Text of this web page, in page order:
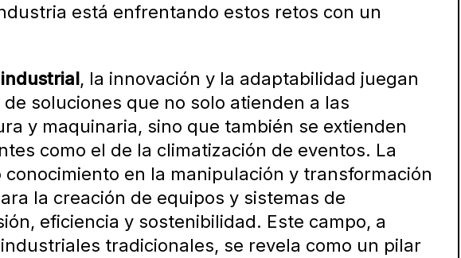
está enfrentando estos retos con un
, la innovación y la adaptabilidad juegan
soluciones que no solo atienden a las
y maquinaria, sino que también se extienden
como el de la climatización de eventos. La
en la manipulación y transformación
la creación de equipos y sistemas de
eficiencia y sostenibilidad. Este campo, a
tradicionales, se revela como un pilar